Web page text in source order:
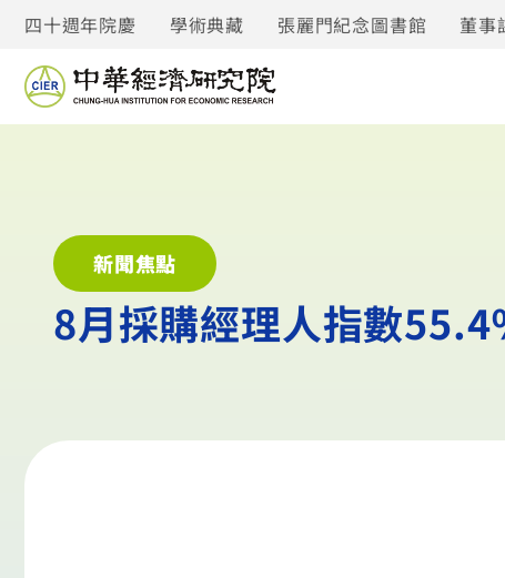
四十週年院慶 學術典藏 張麗門紀念圖書館 董事
新聞焦點
8月採購經理人指數55.4